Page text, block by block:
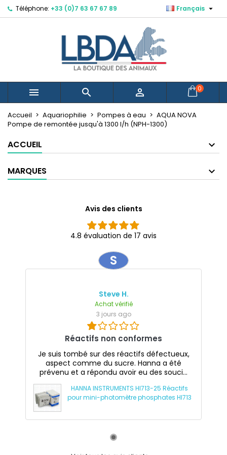
Téléphone: +33 (0)7 63 67 67 89 Français 
   0
Accueil Aquariophilie Pompes à eau
AQUA NOVA
Pompe de remontée jusqu'à 1300 l/h (NPH-1300)
ACCUEIL
MARQUES
Avis des clients
4.8 évaluation de 17 avis
S
Steve H.
Achat vérifié
3 jours ago
Réactifs non conformes
Je suis tombé sur des réactifs défectueux,
aspect comme du sucre. Hanna a été
prévenu et a répondu avoir eu des souci...
HANNA INSTRUMENTS HI713-25 Réactifs
pour mini-photomètre phosphates HI713
Mes listes d'envies ×
Créer une nouvelle liste
Créer une liste d'envies ×
Nom de la liste d'envies
Annuler Créer une liste d'envies
Connexion ×
Vous devez être connecté pour ajouter des produits
à votre liste d'envies.
Annuler Connexion